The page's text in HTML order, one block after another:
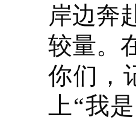
岸边奔
较量。
你们，
上“我